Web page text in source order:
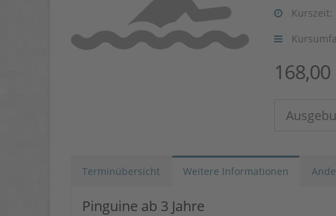
Kurszeit:
168,00
Terminübersicht Weitere Informationen
Pinguine ab 3 Jahre